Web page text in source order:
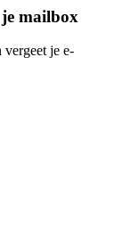
mailbox
je e-